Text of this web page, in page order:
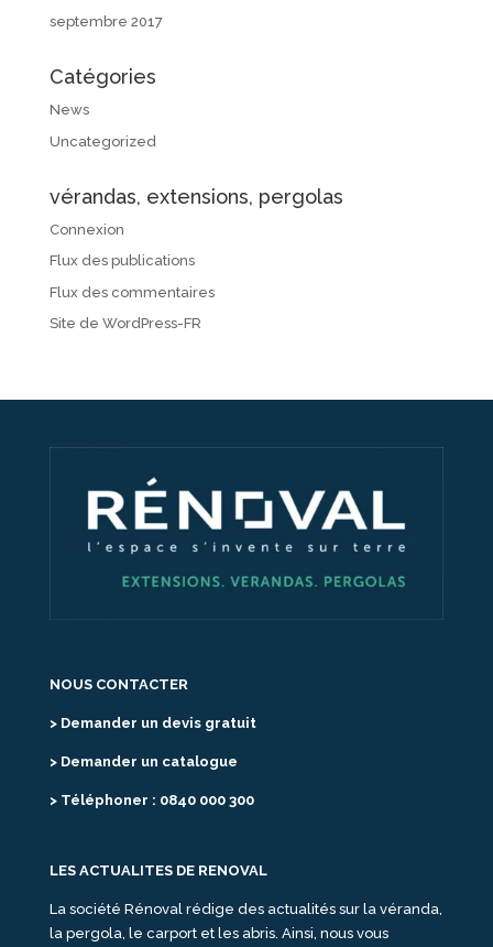
septembre 2017
Catégories
News
Uncategorized
vérandas, extensions, pergolas
Connexion
Flux des publications
Flux des commentaires
Site de WordPress-FR
NOUS CONTACTER
> Demander un devis gratuit
> Demander un catalogue
> Téléphoner : 0840 000 300
LES ACTUALITES DE RENOVAL
La société Rénoval rédige des actualités sur la véranda,
la pergola, le carport et les abris. Ainsi, nous vous